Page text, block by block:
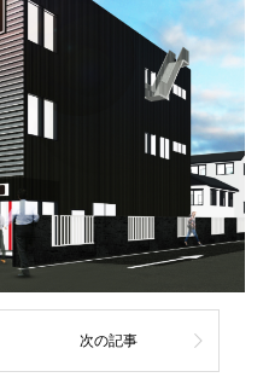
次の記事